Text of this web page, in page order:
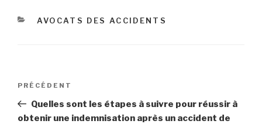
CATÉGORIES
AVOCATS DES ACCIDENTS
Navigation
l’article
Article
précédent
PRÉCÉDENT
Quelles sont les étapes à suivre pour réussir à
obtenir une indemnisation après un accident de